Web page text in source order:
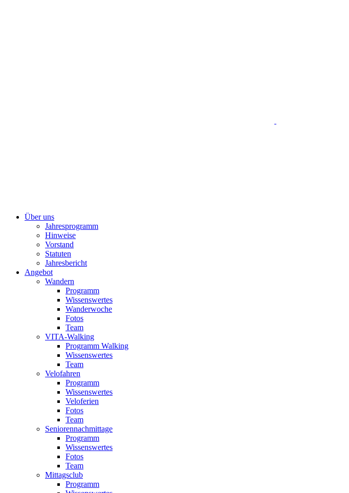
Über uns
Jahresprogramm
Hinweise
Vorstand
Statuten
Jahresbericht
Angebot
Wandern
Programm
Wissenswertes
Wanderwoche
Fotos
Team
VITA-Walking
Programm Walking
Wissenswertes
Team
Velofahren
Programm
Wissenswertes
Veloferien
Fotos
Team
Seniorennachmittage
Programm
Wissenswertes
Fotos
Team
Mittagsclub
Programm